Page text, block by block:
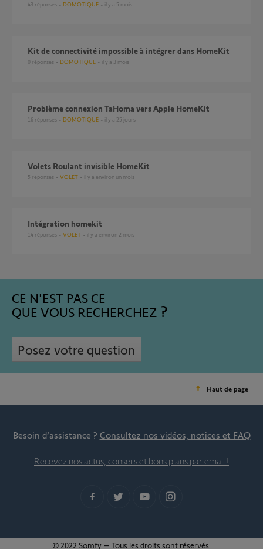
43 réponses DOMOTIQUE il y a 5 mois
Kit de connectivité impossible à intégrer dans HomeKit
0 réponses DOMOTIQUE il y a 3 mois
Problème connexion TaHoma vers Apple HomeKit
16 réponses DOMOTIQUE il y a 25 jours
Volets Roulant invisible HomeKit
5 réponses VOLET il y a environ un mois
Intégration homekit
14 réponses VOLET il y a environ 2 mois
CE N'EST PAS CE
QUE VOUS RECHERCHEZ
Posez votre question
Haut de page
Besoin d’assistance ? Consultez nos vidéos, notices et FAQ
Recevez nos actus, conseils et bons plans par email !
© 2022 Somfy – Tous les droits sont réservés.